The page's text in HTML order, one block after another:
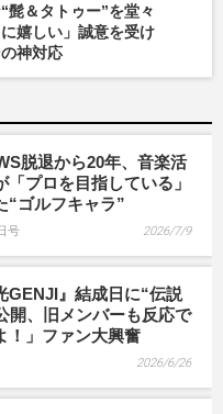
髭＆タトゥー”を堂々
嬉しい」誠意を受け
神対応
脱退から20年、音楽活
プロを目指している」
“ゴルフキャラ”
号 2026/7/9
GENJI』結成日に“伝説
開、旧メンバーも反応で
！」ファン大興奮
2026/6/26